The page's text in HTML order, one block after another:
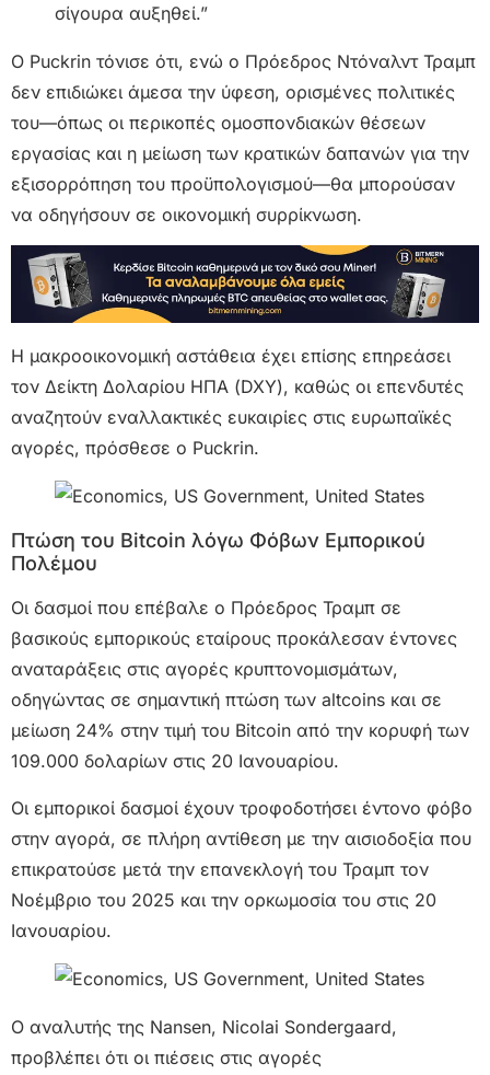
σίγουρα αυξηθεί.”
Ο Puckrin τόνισε ότι, ενώ ο Πρόεδρος Ντόναλντ Τραμπ
δεν επιδιώκει άμεσα την ύφεση, ορισμένες πολιτικές
του—όπως οι περικοπές ομοσπονδιακών θέσεων
εργασίας και η μείωση των κρατικών δαπανών για την
εξισορρόπηση του προϋπολογισμού—θα μπορούσαν
να οδηγήσουν σε οικονομική συρρίκνωση.
Η μακροοικονομική αστάθεια έχει επίσης επηρεάσει
τον Δείκτη Δολαρίου ΗΠΑ (DXY), καθώς οι επενδυτές
αναζητούν εναλλακτικές ευκαιρίες στις ευρωπαϊκές
αγορές, πρόσθεσε ο Puckrin.
Πτώση του Bitcoin λόγω Φόβων Εμπορικού
Πολέμου
Οι δασμοί που επέβαλε ο Πρόεδρος Τραμπ σε
βασικούς εμπορικούς εταίρους προκάλεσαν έντονες
αναταράξεις στις αγορές κρυπτονομισμάτων,
οδηγώντας σε σημαντική πτώση των altcoins και σε
μείωση 24% στην τιμή του Bitcoin από την κορυφή των
109.000 δολαρίων στις 20 Ιανουαρίου.
Οι εμπορικοί δασμοί έχουν τροφοδοτήσει έντονο φόβο
στην αγορά, σε πλήρη αντίθεση με την αισιοδοξία που
επικρατούσε μετά την επανεκλογή του Τραμπ τον
Νοέμβριο του 2025 και την ορκωμοσία του στις 20
Ιανουαρίου.
Ο αναλυτής της Nansen, Nicolai Sondergaard,
προβλέπει ότι οι πιέσεις στις αγορές